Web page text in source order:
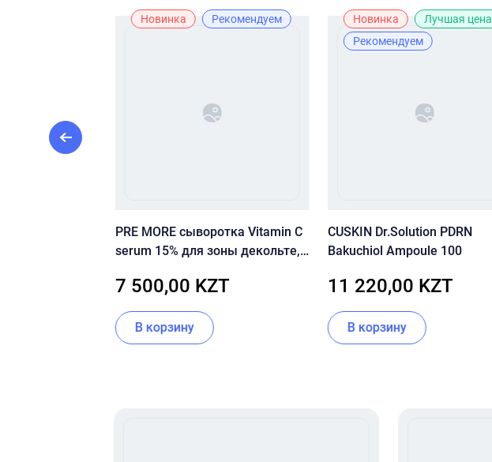
Новинка Рекомендуем
PRE MORE сыворотка Vitamin C
serum 15% для зоны декольте,
7 500,00 KZT
В корзину
Новинка
Лучшая цена
Рекомендуем
CUSKIN Dr.Solution PDRN
Bakuchiol Ampoule 100
11 220,00 KZT
В корзину